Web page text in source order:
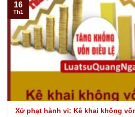
Xử phạt hành vi: Kê khai khống
16
Th1